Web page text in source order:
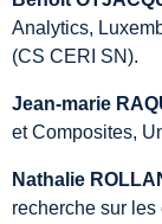
Analytics,
(CS CERI SN).
Jean-marie
et Composites,
Nathalie
recherche sur